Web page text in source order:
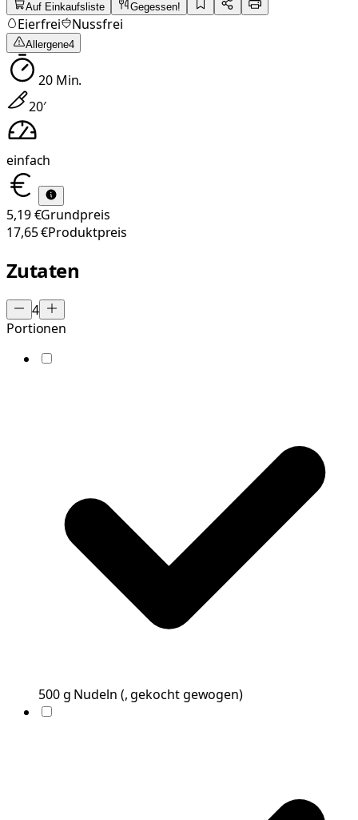
Auf Einkaufsliste Gegessen!
Eierfrei Nussfrei
Allergene4
20Min.
20′
einfach
5,19 €Grundpreis
17,65 €Produktpreis
Zutaten
4
Portionen
500g Nudeln (, gekocht gewogen)